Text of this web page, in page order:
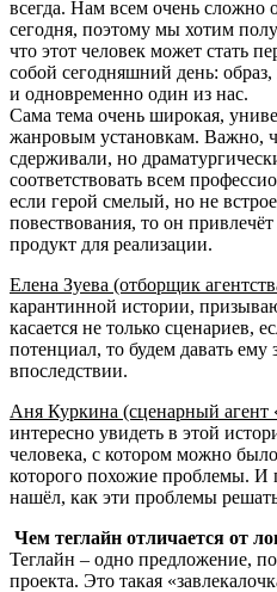
всегда. Нам всем очень сложно
сегодня, поэтому мы хотим
что этот человек может стать
собой сегодняшний день:
и одновременно один из нас.
Сама тема очень широкая,
жанровым установкам. Важно,
сдерживали, но
соответствовать всем
если герой смелый, но не
повествования, то он
продукт для реализации.
Елена Зуева (отборщик
карантинной истории,
касается не только сценариев,
потенциал, то будем давать ему
впоследствии.
Аня Куркина (сценарный агент
интересно увидеть в этой
человека, с котором можно
которого похожие проблемы. И
нашёл, как эти проблемы
Чем теглайн отличается от
Теглайн – одно предложение,
проекта. Это такая